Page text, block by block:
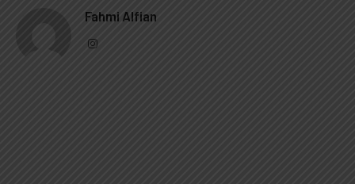
Fahmi Alfian
Instagram